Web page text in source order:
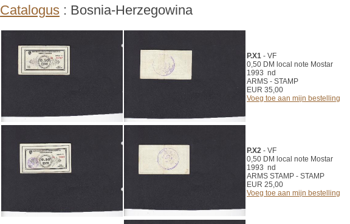
Catalogus : Bosnia-Herzegowina
P.X1 - VF
0,50 DM local note Mostar
1993 nd
ARMS - STAMP
EUR 35,00
Voeg toe aan mijn bestelling
P.X2 - VF
0,50 DM local note Mostar
1993 nd
ARMS STAMP - STAMP
EUR 25,00
Voeg toe aan mijn bestelling